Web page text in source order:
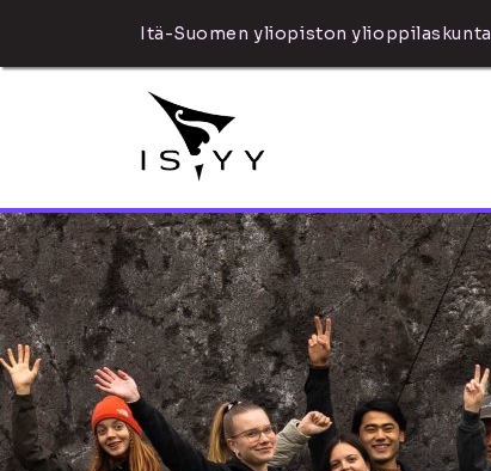
Itä-Suomen yliopiston ylioppilaskunta